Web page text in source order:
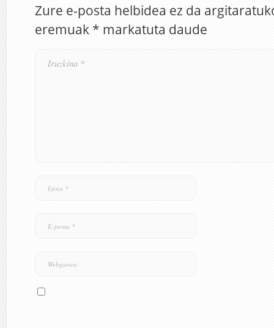
Zure e-posta helbidea ez da
eremuak * markatuta daude